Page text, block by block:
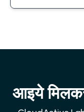
आइये मिलकर